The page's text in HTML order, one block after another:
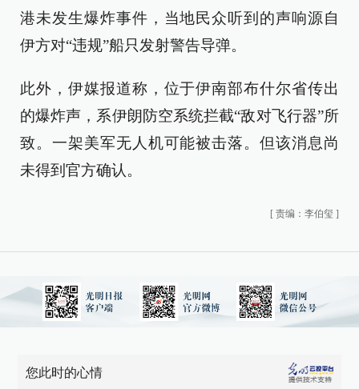
港未发生爆炸事件，当地民众听到的声响源自
伊方对“违规”船只发射警告导弹。
此外，伊媒报道称，位于伊南部布什尔省传出
的爆炸声，系伊朗防空系统拦截“敌对飞行器”所
致。一架美军无人机可能被击落。但该消息尚
未得到官方确认。
[ 责编：李伯玺 ]
您此时的心情